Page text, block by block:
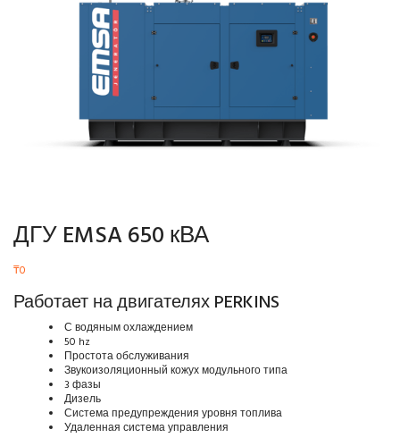
ДГУ EMSA 650 кВА
₸0
Работает на двигателях PERKINS
С водяным охлаждением
50 hz
Простота обслуживания
Звукоизоляционный кожух модульного типа
3 фазы
Дизель
Система предупреждения уровня топлива
Удаленная система управления